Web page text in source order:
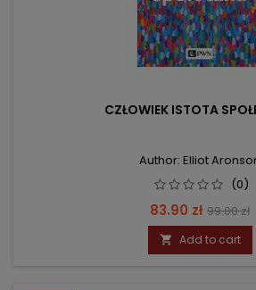
CZŁOWIEK ISTOTA
Author: Elliot
(0)
Price
83.90 zł Regular
price
99.00 zł
 Add to cart